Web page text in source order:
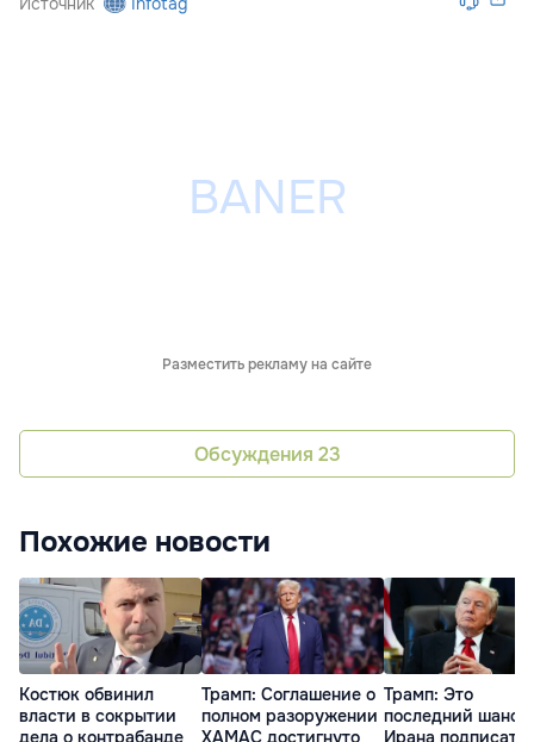
Разместить рекламу на сайте
Обсуждения 23
Похожие новости
Костюк обвинил
власти в сокрытии
дела о контрабанде
Трамп: Соглашение о
полном разоружении
ХАМАС достигнуто
Трамп: Это
последний шанс
Ирана подписать